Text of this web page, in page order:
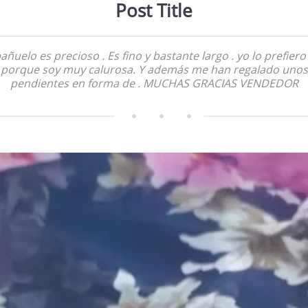
Post Title
es precioso . Es fino y bastante largo . yo lo prefiero
porque soy muy calurosa. Y además me han regalado unos
pendientes en forma de . MUCHAS GRACIAS VENDEDOR        